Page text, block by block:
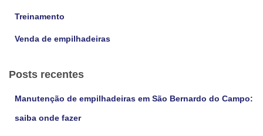
Treinamento
Venda de empilhadeiras
Posts recentes
Manutenção de empilhadeiras em São Bernardo do Campo:
saiba onde fazer